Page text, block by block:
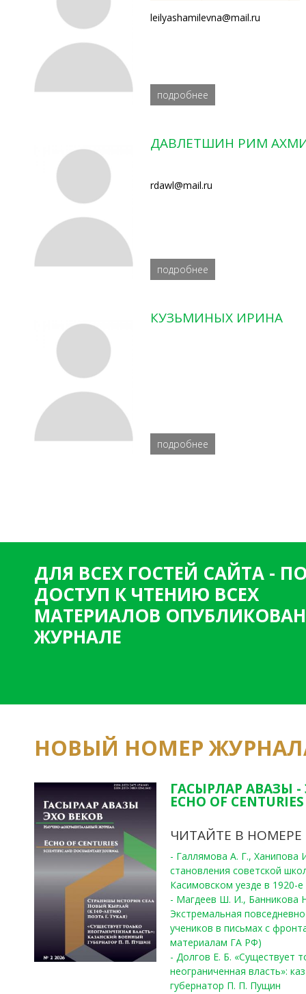
leilyashamilevna@mail.ru
подробнее
ДАВЛЕТШИН РИМ
rdawl@mail.ru
подробнее
КУЗЬМИНЫХ ИРИНА
подробнее
ДЛЯ ВСЕХ ГОСТЕЙ САЙТА -
ДОСТУП К ЧТЕНИЮ ВСЕХ
МАТЕРИАЛОВ
ЖУРНАЛЕ
НОВЫЙ НОМЕР
ГАСЫРЛАР АВАЗЫ -
ECHO OF
ЧИТАЙТЕ В НОМЕРЕ
- Галлямова А. Г.,
становления советской
Касимовском уезде в 1920-е
- Магдеев Ш. И., Банникова
Экстремальная
учеников в письмах с
материалам ГА РФ)
- Долгов Е. Б. «Существует
неограниченная власть»:
губернатор П. П. Пущин